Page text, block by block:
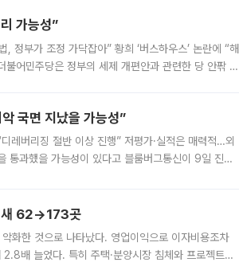
가능성”
정부가 조정 가닥잡아” 황희 ‘버스하우스’ 논란에 “해
어민주당은 정부의 세제 개편안과 관련한 당 안팎 의
국면 지났을 가능성”
버리징 절반 이상 진행” 저평가·실적은 매력적…외
통과했을 가능성이 있다고 블룸버그통신이 9일 진단
새 62→173곳
화한 것으로 나타났다. 영업이익으로 이자비용조차
배 늘었다. 특히 주택·분양시장 침체와 프로젝트파